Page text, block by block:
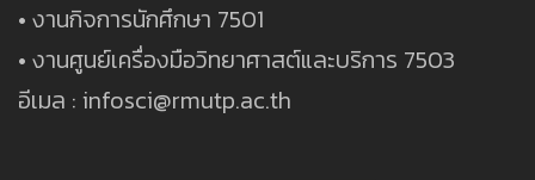
• งานกิจการนักศึกษา 7501
• งานศูนย์เครื่องมือวิทยาศาสต์และบริการ 7503
อีเมล : infosci@rmutp.ac.th